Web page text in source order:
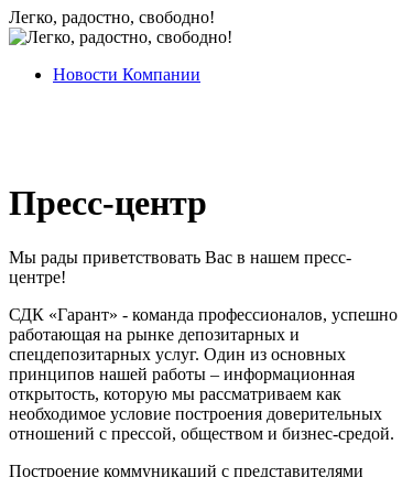
Легко, радостно, свободно!
Новости Компании
Пресс-центр
Мы рады приветствовать Вас в нашем пресс-
центре!
СДК «Гарант» - команда профессионалов, успешно
работающая на рынке депозитарных и
спецдепозитарных услуг. Один из основных
принципов нашей работы – информационная
открытость, которую мы рассматриваем как
необходимое условие построения доверительных
отношений с прессой, обществом и бизнес-средой.
Построение коммуникаций с представителями